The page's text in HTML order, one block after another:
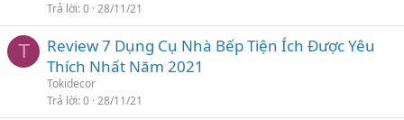
Trả lời 0 28/11/21
T
Review 7 Dụng Cụ Nhà Bếp Tiện Ích Được Yêu
Thích Nhất Năm 2021
Tokidecor
Trả lời 0 28/11/21